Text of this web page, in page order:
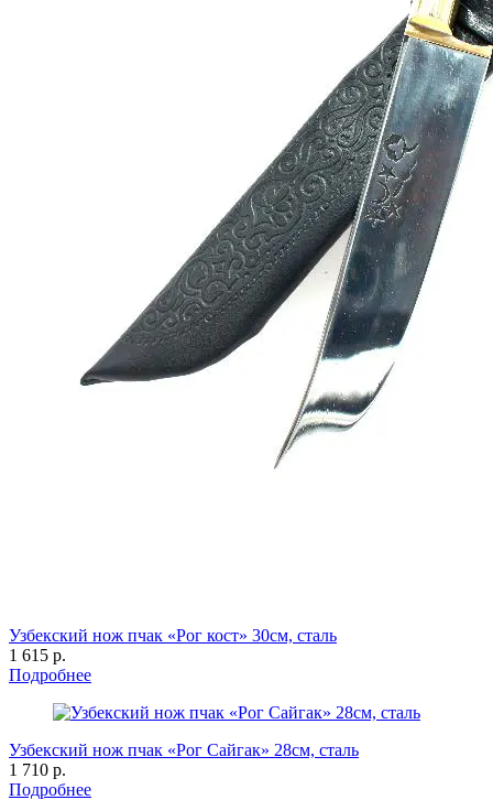
Узбекский нож пчак «Рог кост» 30см, сталь
1 615 р.
Подробнее
Узбекский нож пчак «Рог Сайгак» 28см, сталь
1 710 р.
Подробнее